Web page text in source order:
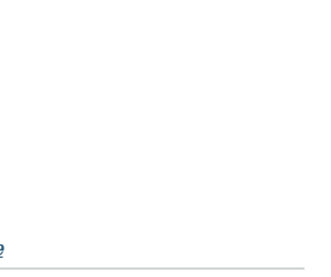
de « Capitalisme meurtrier : les